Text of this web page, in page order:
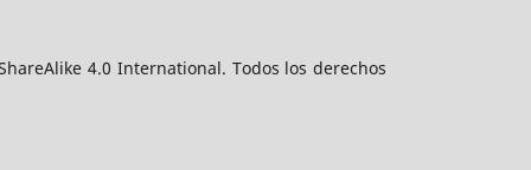
4.0 International. Todos los derechos